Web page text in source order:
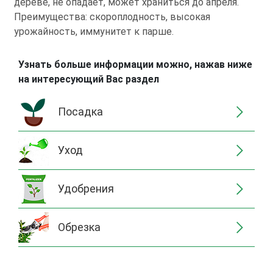
Преимущества: скороплодность, высокая
урожайность, иммунитет к парше.
Узнать больше информации можно, нажав ниже
на интересующий Вас раздел
Посадка
Уход
Удобрения
Обрезка